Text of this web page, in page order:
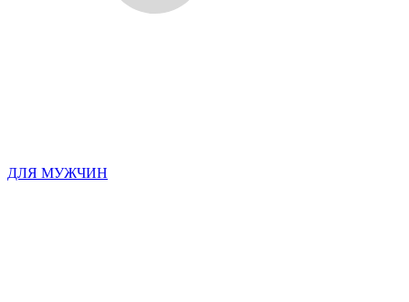
ДЛЯ МУЖЧИН